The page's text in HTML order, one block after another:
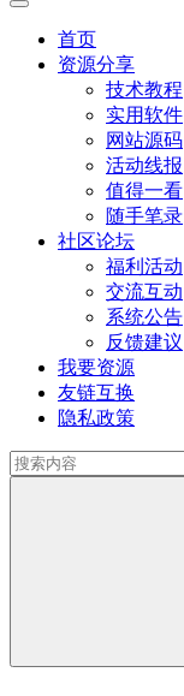
首页
资源分享
技术教程
实用软件
网站源码
活动线报
值得一看
随手笔录
社区论坛
福利活动
交流互动
系统公告
反馈建议
我要资源
友链互换
隐私政策